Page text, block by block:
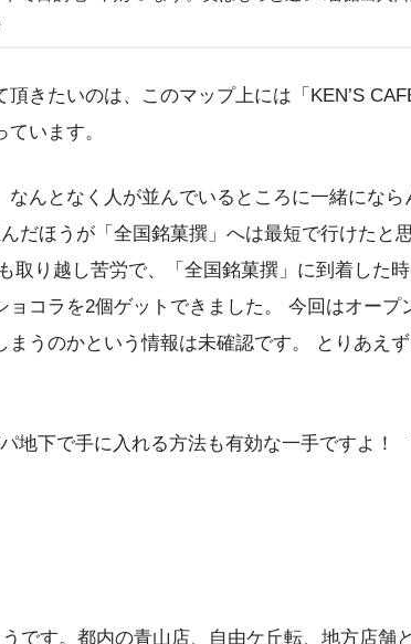
きたいのは、このマップ上には「KEN’S
います。
んとなく人が並んでいるところに一緒にな
だほうが「全国銘菓撰」へは最短で行けたと
り越し苦労で、「全国銘菓撰」に到着した
コラを2個ゲットできました。 今回はオープ
うのかという情報は未確認です。 とりあえ
地下で手に入れる方法も有効な一手ですよ！
です。都内の青山店、自由ケ丘転、地方店舗